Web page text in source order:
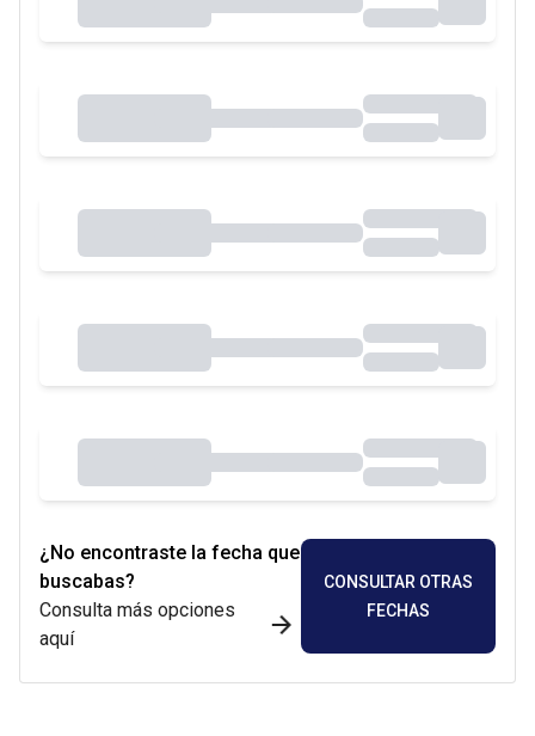
¿No encontraste la fecha que
buscabas?
Consulta más opciones
aquí
CONSULTAR OTRAS
FECHAS